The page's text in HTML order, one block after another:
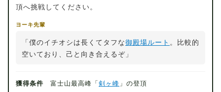
頂へ挑戦してください。
ヨーキ先輩
「僕のイチオシは長くてタフな御殿場ルート 。比較的
空いており、己と向き合えるぞ」
獲得条件 富士山最高峰「剣ヶ峰 」の登頂